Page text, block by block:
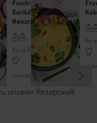
Fruchtiger
Karibik-
Reissnack
Bis zu 30 Minuten
Unkompliziert
Bis
unserer Rezeptwelt.